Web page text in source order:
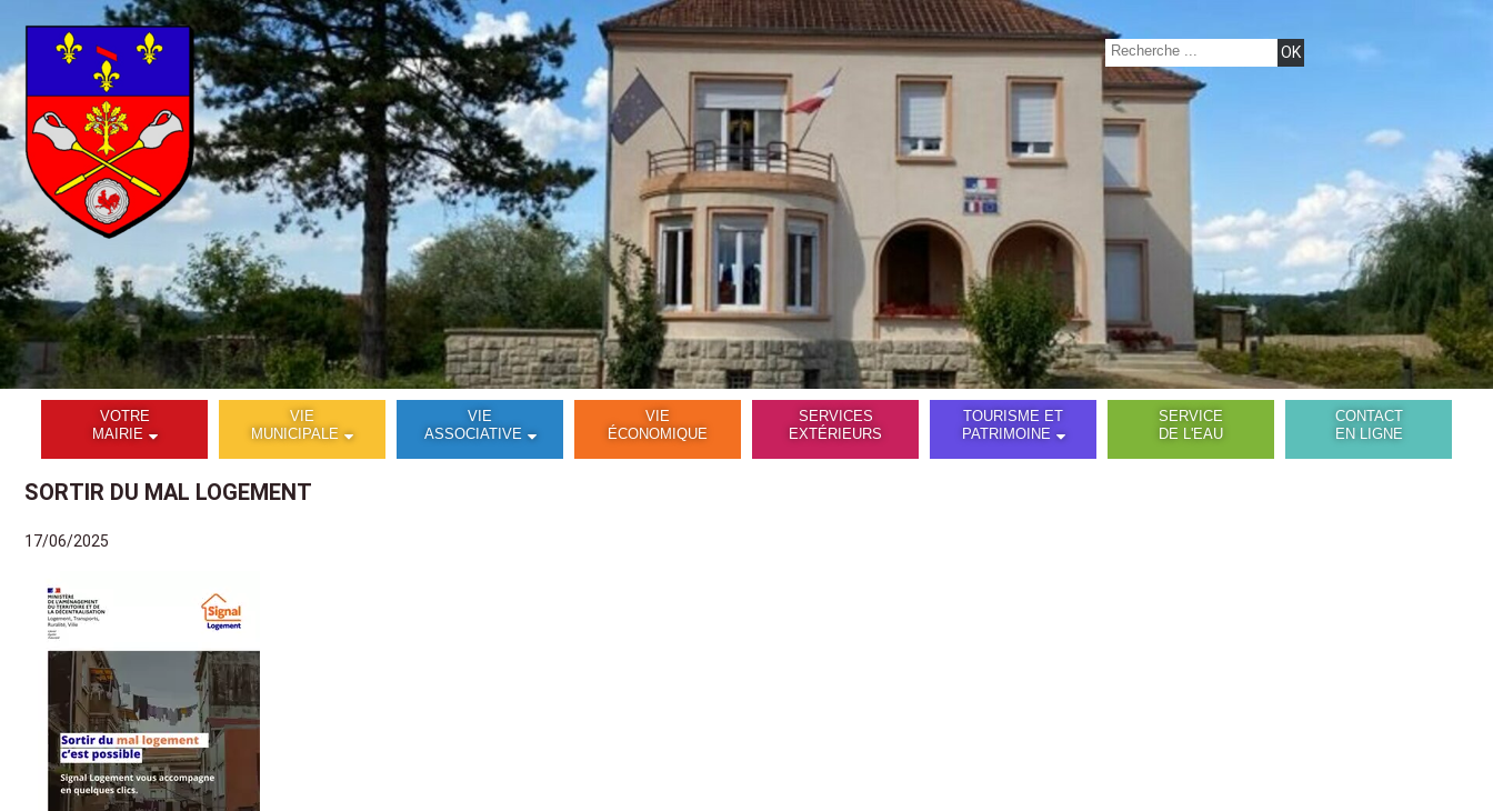
VOTRE
MAIRIE
VIE
MUNICIPALE
VIE
ASSOCIATIVE
VIE
ÉCONOMIQUE
SERVICES
EXTÉRIEURS
TOURISME ET
PATRIMOINE
SERVICE
DE L'EAU
CONTACT
EN LIGNE
SORTIR DU MAL LOGEMENT
17/06/2025